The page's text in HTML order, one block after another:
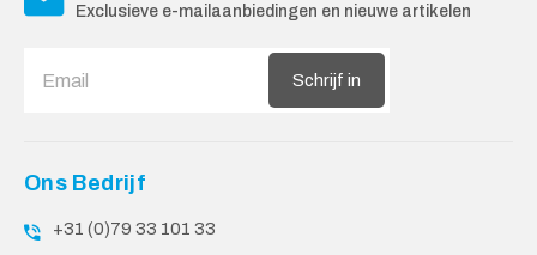
Exclusieve e-mailaanbiedingen en nieuwe artikelen
Schrijf in
Ons Bedrijf
+31 (0)79 33 101 33